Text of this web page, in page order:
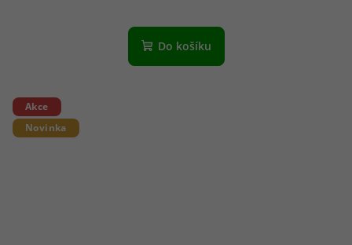
Do košíku
Akce
Novinka